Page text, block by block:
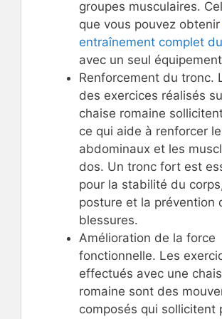
groupes musculaires.
que vous pouvez obtenir
entraînement complet
avec un seul
Renforcement du tronc.
des exercices réalisés
chaise romaine
ce qui aide à renforcer
abdominaux et les
dos. Un tronc fort est
pour la stabilité du
posture et la prévention
blessures.
Amélioration de la force
fonctionnelle. Les
effectués avec une
romaine sont des
composés qui sollicitent